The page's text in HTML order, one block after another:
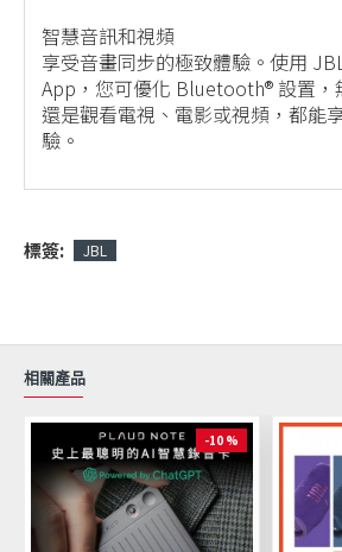
智慧音訊和視頻
享受音畫同步的極致體驗。使用
App，您可優化 Bluetooth® 設置，
還是觀看電視、電影或視頻，都能
驗。
標簽: JBL
相關產品
-10 %